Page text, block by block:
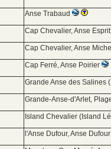
Anse Trabaud
Cap Chevalier, Anse
Cap Chevalier, Anse
Cap Ferré, Anse Poirier
Grande Anse des Salines
Grande-Anse-d'Arlet,
Island Chevalier (Island
l'Anse Dufour, Anse